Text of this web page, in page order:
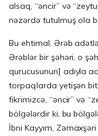
alsaq, “əncir” və
nəzərdə tutulmuş ola
Bu ehtimal, Ərəb
Ərəblər bir şəhəri, o
qurucusunun] adıyla
torpaqlarda yetişən
fikrimizcə, “əncir” və
bölgələrdir ki, bu
İbni Kayyım,